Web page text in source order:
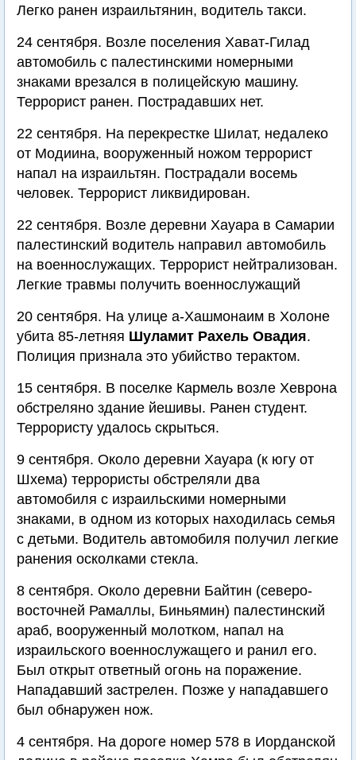
Легко ранен израильтянин, водитель такси.
24 сентября. Возле поселения Хават-Гилад
автомобиль с палестинскими номерными
знаками врезался в полицейскую машину.
Террорист ранен. Пострадавших нет.
22 сентября. На перекрестке Шилат, недалеко
от Модиина, вооруженный ножом террорист
напал на израильтян. Пострадали восемь
человек. Террорист ликвидирован.
22 сентября. Возле деревни Хауара в Самарии
палестинский водитель направил автомобиль
на военнослужащих. Террорист нейтрализован.
Легкие травмы получить военнослужащий
20 сентября. На улице а-Хашмонаим в Холоне
убита 85-летняя Шуламит Рахель Овадия.
Полиция признала это убийство терактом.
15 сентября. В поселке Кармель возле Хеврона
обстреляно здание йешивы. Ранен студент.
Террористу удалось скрыться.
9 сентября. Около деревни Хауара (к югу от
Шхема) террористы обстреляли два
автомобиля с израильскими номерными
знаками, в одном из которых находилась семья
с детьми. Водитель автомобиля получил легкие
ранения осколками стекла.
8 сентября. Около деревни Байтин (северо-
восточней Рамаллы, Биньямин) палестинский
араб, вооруженный молотком, напал на
израильского военнослужащего и ранил его.
Был открыт ответный огонь на поражение.
Нападавший застрелен. Позже у нападавшего
был обнаружен нож.
4 сентября. На дороге номер 578 в Иорданской